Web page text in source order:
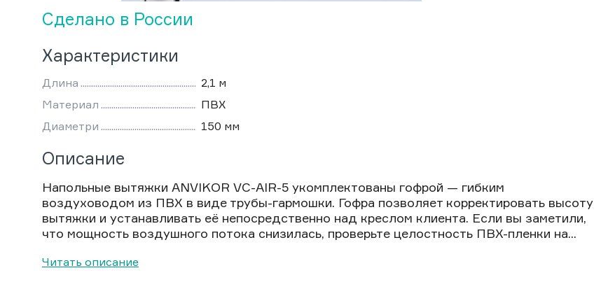
Сделано в России
Характеристики
Длина
2,1 м
Материал
ПВХ
Диаметри
150 мм
Описание
Напольные вытяжки ANVIKOR VC-AIR-5 укомплектованы гофрой — гибким
воздуховодом из ПВХ в виде трубы-гармошки. Гофра позволяет корректировать высоту
вытяжки и устанавливать её непосредственно над креслом клиента. Если вы заметили,
что мощность воздушного потока снизилась, проверьте целостность ПВХ-пленки на...
Читать описание